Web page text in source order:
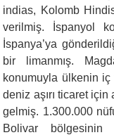
indias, Kolomb
verilmiş. İspanyol
İspanya’ya
bir limanmış.
konumuyla ülkenin iç
deniz aşırı ticaret
gelmiş. 1.300.000
Bolivar bölgesinin